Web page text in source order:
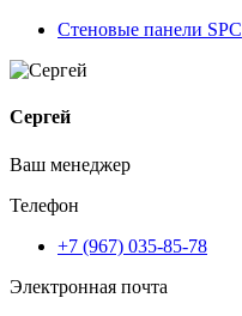
Стеновые панели SPC
Сергей
Ваш менеджер
Телефон
+7 (967) 035-85-78
Электронная почта